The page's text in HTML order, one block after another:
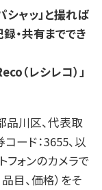
シャッ」と撮れば
・共有まででき
（レシレコ）」
品川区、代表取
ード：3655、以
フォンのカメラで
目、価格）をそ